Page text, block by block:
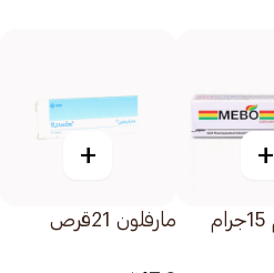
+
+
مارفلون 21قرص